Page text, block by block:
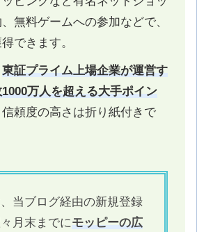
無料ゲームへの参加などで、
できます。
東証プライム上場企業が運営す
万人を超える大手ポイン
信頼度の高さは折り紙付きで
当ブログ経由の新規登録
月末までにモッピーの広